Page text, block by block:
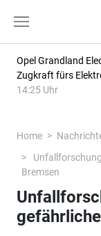
Opel Grandland
Zugkraft fürs
14:25 Uhr
Home
Bremsen